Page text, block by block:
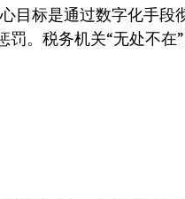
标是通过数字化手段
。税务机关“无处不在”